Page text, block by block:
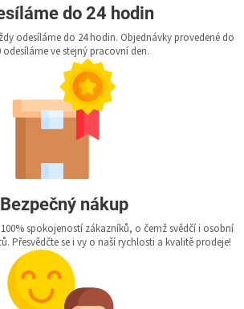
do 24 hodin
odesíláme do 24 hodin. Objednávky provedené do
odesíláme ve stejný pracovní den.
Bezpečný nákup
spokojeností zákazníků, o čemž svědčí i osobní
Přesvědčte se i vy o naší rychlosti a kvalitě prodeje!